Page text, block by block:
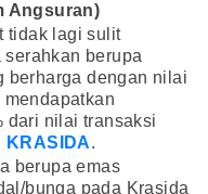
Angsuran)
tidak lagi sulit
berupa
berharga dengan nilai
dari nilai transaksi
KRASIDA.
berupa emas
bunga pada Krasida